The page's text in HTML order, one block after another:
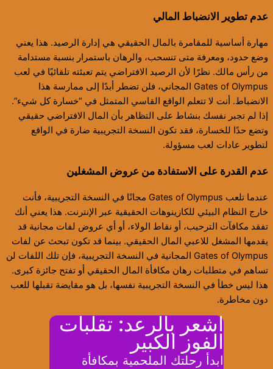
عدم تطوير الانضباط المالي
مهارة أساسية للمقامرة بالمال الحقيقي هي إدارة الرصيد. هذا يعني
وضع حدود، ومعرفة متى تنسحب، والرهان باستمرار بنسبة مستدامة
من رأس مالك. نظرًا لأن الرصيد الافتراضي يتم تعبئته تلقائيًا في لعب
Gates of Olympus المجاني، فلن تضطر أبدًا إلى ممارسة هذا
الانضباط. أنت لا تتعلم الواقع القاسي المتمثل في “خسارة كل شيء”.
إذا لم تجبر نفسك بنشاط على التظاهر بأن المال الافتراضي حقيقي
وتضع حدًا للخسارة، فقد تكون النسخة التجريبية ضارة في الواقع
لتطوير عادات لعب مسؤولة.
عدم القدرة على الاستفادة من عروض المشغلين
عندما تلعب Gates of Olympus مجانًا في النسخة التجريبية، فأنت
خارج النظام البيئي للكازينوهات الحقيقية عبر الإنترنت. هذا يعني أنك
تفقد مكافآت الترحيب، أو نقاط الولاء، أو أي عروض لفات مجانية قد
يقدمها المشغل للاعبي المال الحقيقي. بينما قد تكون تبحث عن لفات
Gates of Olympus المجانية في النسخة التجريبية، فإن تلك اللفات لن
تساهم في متطلبات رهان مكافأة المال الحقيقي أو تفتح جائزة كبرى.
هذا ليس خطأ في النسخة التجريبية نفسها، بل هو مقايضة تقبلها للعب
دون مخاطرة.
اشعر بالرعد: تقلبات
الفوز الكبير
ابدأ رحلتك الملحمية بمكافأة